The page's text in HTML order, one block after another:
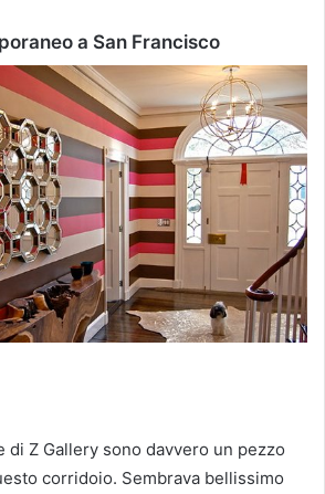
a San Francisco
di Z Gallery sono davvero un pezzo
corridoio. Sembrava bellissimo